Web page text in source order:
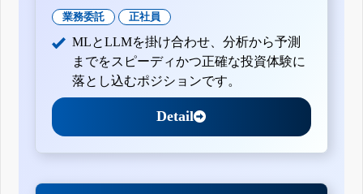
業務委託 正社員
MLとLLMを掛け合わせ、分析から予測
までをスピーディかつ正確な投資体験に
落とし込むポジションです。
Detail